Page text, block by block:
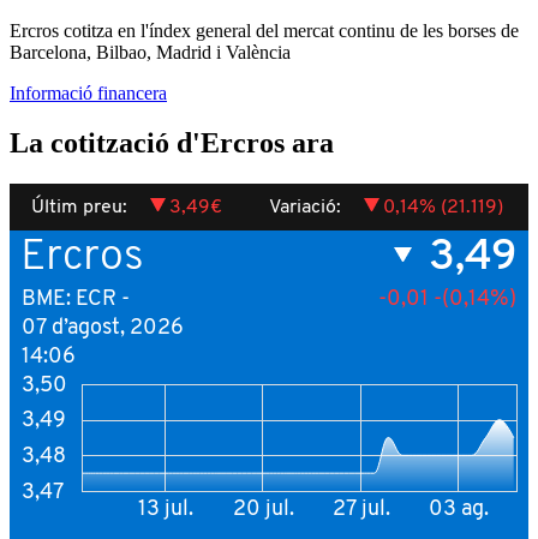
Ercros cotitza en l'índex general del mercat continu de les borses de
Barcelona, Bilbao, Madrid i València
Informació financera
La cotització d'Ercros ara